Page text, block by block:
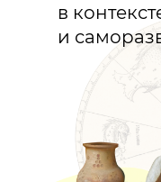
в
и